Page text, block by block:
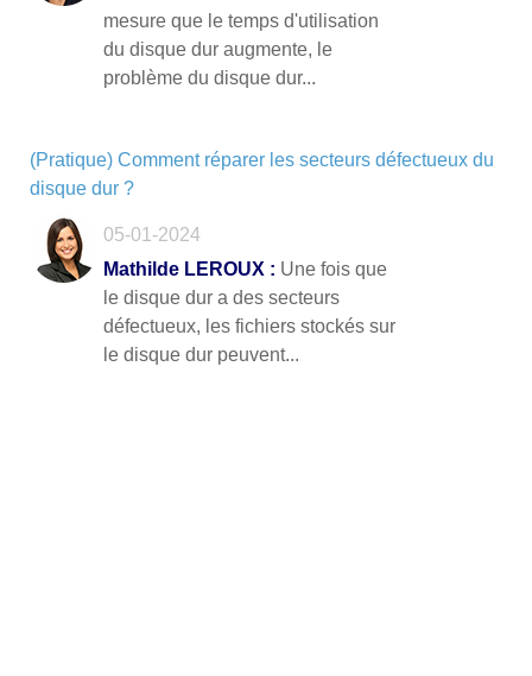
mesure que le temps d'utilisation
du disque dur augmente, le
problème du disque dur...
(Pratique) Comment réparer les secteurs défectueux du
disque dur ?
05-01-2024
Mathilde LEROUX : Une fois que
le disque dur a des secteurs
défectueux, les fichiers stockés sur
le disque dur peuvent...